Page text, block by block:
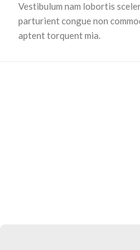
Vestibulum nam lobortis
parturient congue non
aptent torquent mia.